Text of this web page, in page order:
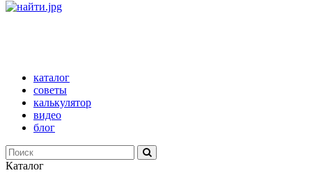
каталог
советы
калькулятор
видео
блог
Каталог